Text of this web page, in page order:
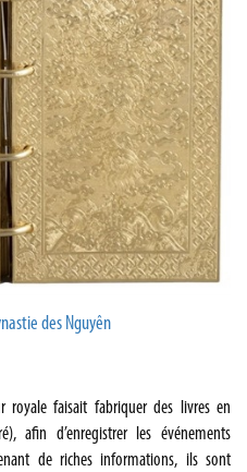
des Nguyên
royale faisait fabriquer des livres en
afin d’enregistrer les événements
de riches informations, ils sont